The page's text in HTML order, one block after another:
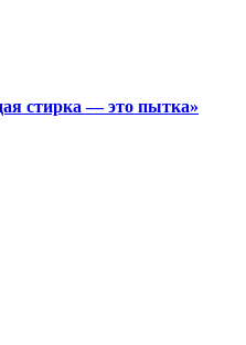
стирка — это пытка»